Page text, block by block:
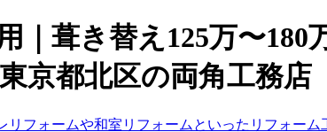
｜葺き替え125万〜
京都北区の両角工務店